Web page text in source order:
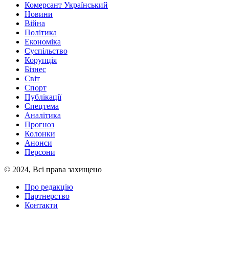
Комерсант Український
Новини
Війна
Політика
Економіка
Суспільство
Корупція
Бізнес
Світ
Спорт
Публікації
Спецтема
Аналітика
Прогноз
Колонки
Анонси
Персони
© 2024, Всі права захищено
Про редакцію
Партнерство
Контакти